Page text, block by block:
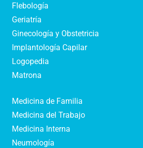
Flebología
Geriatría
Ginecología y Obstetricia
Implantología Capilar
Logopedia
Matrona
Medicina de Familia
Medicina del Trabajo
Medicina Interna
Neumología